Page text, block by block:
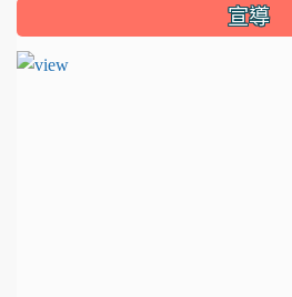
宣導